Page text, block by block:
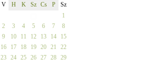
V H K Sz Cs P
Sz
1
2
3 4 5 6 7
8
9
10 11 12 13 14
15
16
17 18 19 20 21
22
23 24 25 26 27 28 29